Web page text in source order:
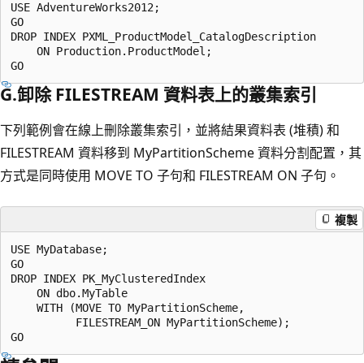
USE AdventureWorks2012;
GO
DROP INDEX PXML_ProductModel_CatalogDescription
    ON Production.ProductModel;
G.卸除 FILESTREAM 資料表上的叢集索引
下列範例會在線上刪除叢集索引，並將結果資料表 (堆積) 和
FILESTREAM 資料移到 MyPartitionScheme 資料分割配置，其
方式是同時使用 MOVE TO 子句和 FILESTREAM ON 子句。
複製
USE MyDatabase;
GO
DROP INDEX PK_MyClusteredIndex
ON dbo.MyTable
WITH (MOVE TO MyPartitionScheme,
FILESTREAM_ON MyPartitionScheme);